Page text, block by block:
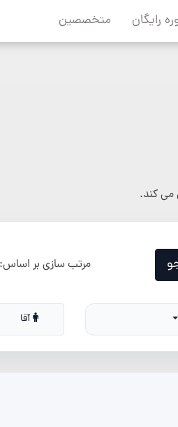
رایگان متخصصین
می کند.
مرتب سازی بر اساس:
آقا